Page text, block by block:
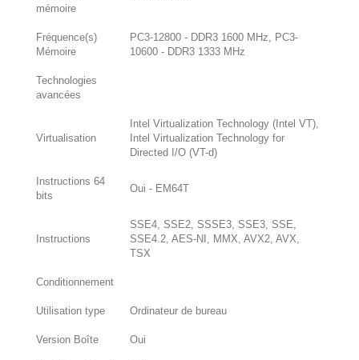
mémoire
Fréquence(s)
Mémoire
PC3-12800 - DDR3 1600 MHz, PC3-
10600 - DDR3 1333 MHz
Technologies
avancées
Virtualisation
Intel Virtualization Technology (Intel VT),
Intel Virtualization Technology for
Directed I/O (VT-d)
Instructions 64
bits
Oui - EM64T
Instructions
SSE4, SSE2, SSSE3, SSE3, SSE,
SSE4.2, AES-NI, MMX, AVX2, AVX,
TSX
Conditionnement
Utilisation type Ordinateur de bureau
Version Boîte Oui